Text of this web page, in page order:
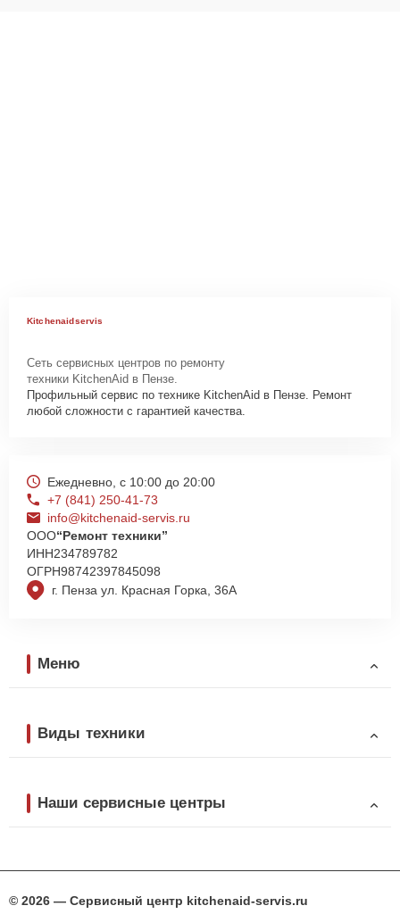
Kitchenaidservis
Сеть сервисных центров по ремонту
техники KitchenAid в Пензе.
Профильный сервис по технике KitchenAid в Пензе. Ремонт
любой сложности с гарантией качества.
г. Пенза ул. Красная Горка, 36А
Ежедневно, с 10:00 до 20:00
+7 (841) 250-41-73
info@kitchenaid-servis.ru
ООО“Ремонт техники”
ИНН234789782
ОГРН98742397845098
Меню
Виды техники
Наши сервисные центры
© 2026 — Сервисный центр kitchenaid-servis.ru